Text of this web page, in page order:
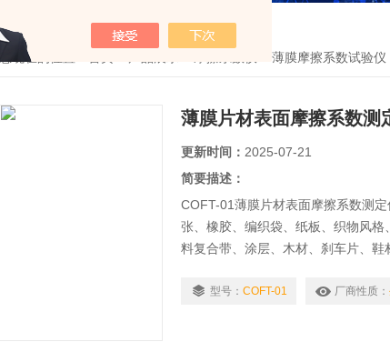
您现在的位置： 薄膜摩擦系数试验仪
薄膜片材表面摩擦系数测
更新时间： 2025-07-21
简要描述：
COFT-01薄膜片材表面摩擦系数测
张、橡胶、编织袋、纸板、织物风
料复合带、涂层、木材、刹车片、
产质量工艺指标，满足产品使用要
型号： COFT-01 厂商性质：